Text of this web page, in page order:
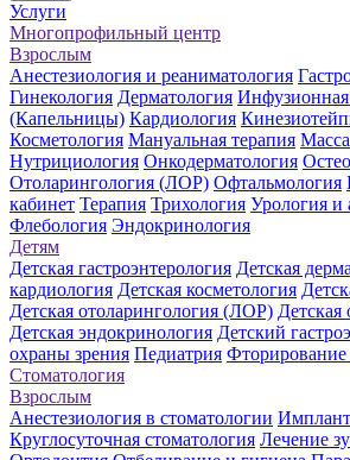
Услуги
Многопрофильный центр
Взрослым
Анестезиология и реаниматология
Гинекология Дерматология Инфузионная
(Капельницы) Кардиология
Косметология Мануальная терапия
Нутрициология Онкодерматология
Отоларингология (ЛОР) Офтальмология
кабинет Терапия Трихология Урология и
Флебология Эндокринология
Детям
Детская гастроэнтерология Детская
кардиология Детская косметология
Детская отоларингология (ЛОР) Детская
Детская эндокринология Детский
охраны зрения Педиатрия Фторирование
Стоматология
Взрослым
Анестезиология в стоматологии
Круглосуточная стоматология Лечение